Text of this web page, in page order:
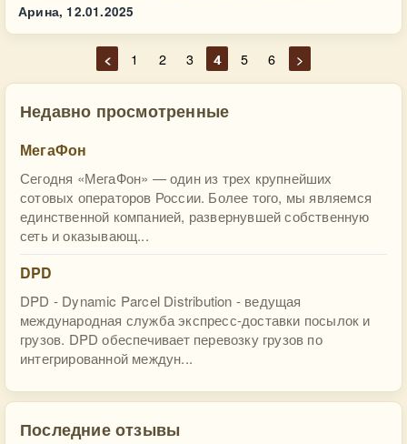
Арина, 12.01.2025
< 1 2 3 4 5 6 >
Недавно просмотренные
МегаФон
Сегодня «МегаФон» — один из трех крупнейших
сотовых операторов России. Более того, мы являемся
единственной компанией, развернувшей собственную
сеть и оказывающ...
DPD
DPD - Dynamic Parcel Distribution - ведущая
международная служба экспресс-доставки посылок и
грузов. DPD обеспечивает перевозку грузов по
интегрированной междун...
Последние отзывы